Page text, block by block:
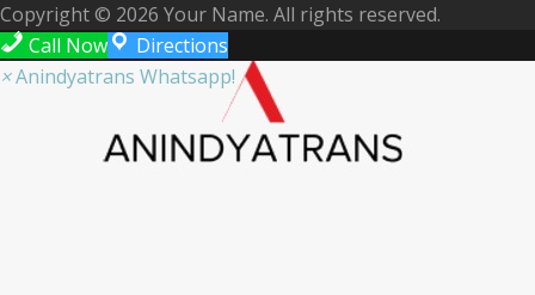
Copyright © 2026 Your Name. All rights reserved.
Call Now
Directions
×Anindyatrans Whatsapp!